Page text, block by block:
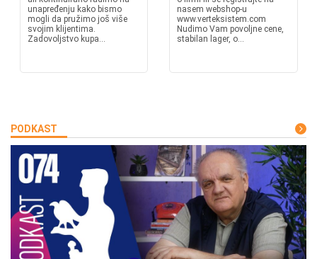
unapređenju kako bismo
mogli da pružimo još više
svojim klijentima.
Zadovoljstvo kupa...
nasem webshop-u
www.verteksistem.com
Nudimo Vam povoljne cene,
stabilan lager, o...
PODKAST